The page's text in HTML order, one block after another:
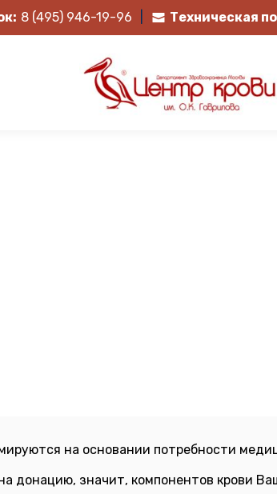
8 (495) 946-19-96 Техническая
на основании потребности
донацию, значит, компонентов крови